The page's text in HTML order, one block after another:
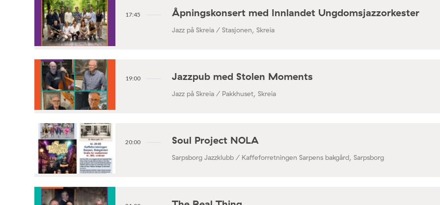
17:45 Åpningskonsert med Innlandet Ungdomsjazzorkester
Jazz på Skreia / Stasjonen, Skreia
19:00 Jazzpub med Stolen Moments
Jazz på Skreia / Pakkhuset, Skreia
20:00 Soul Project NOLA
Sarpsborg Jazzklubb / Kaffeforretningen Sarpens bakgård, Sarpsborg